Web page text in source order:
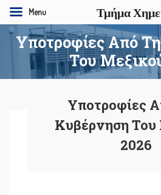
Υποτροφίες Από
Του
Υποτροφίες
Κυβέρνηση Του
2026
Menu Τμήμα